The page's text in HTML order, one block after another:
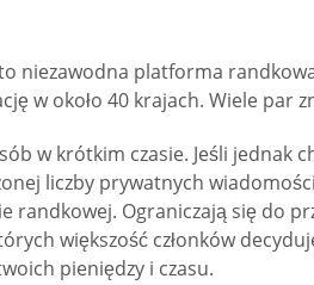
niezawodna platforma
w około 40 krajach. Wiele par
w krótkim czasie. Jeśli jednak
liczby prywatnych
Ograniczają się do
większość członków
pieniędzy i czasu.